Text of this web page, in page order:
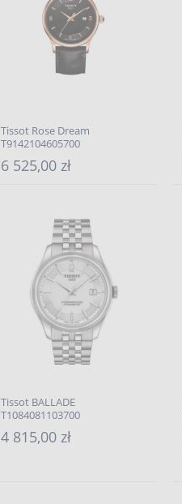
Tissot Rose Dream
T9142104605700
6 525,00 zł
Tissot BALLADE
T1084081103700
4 815,00 zł